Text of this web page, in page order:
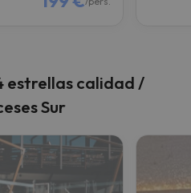
estrellas calidad /
Sur